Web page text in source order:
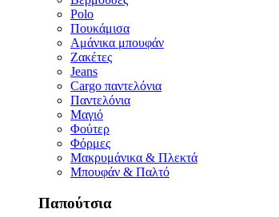
Polo
Πουκάμισα
Αμάνικα μπουφάν
Ζακέτες
Jeans
Cargo παντελόνια
Παντελόνια
Μαγιό
Φούτερ
Φόρμες
Μακρυμάνικα & Πλεκτά
Μπουφάν & Παλτό
Παπούτσια